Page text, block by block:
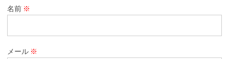
名前 ※
メール ※